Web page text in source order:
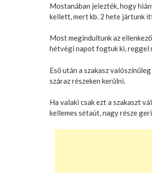
Mostanában jelezték, hogy
kellett, mert kb. 2 hete jártunk
Most megindultunk az
hétvégi napot fogtuk ki, reggel
Eső után a szakasz
száraz részeken kerülni.
Ha valaki csak ezt a szakaszt
kellemes sétaút, nagy része